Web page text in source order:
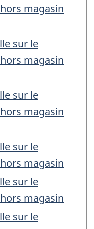
magasin
sur le
magasin
sur le
magasin
sur le
magasin
sur le
magasin
sur le